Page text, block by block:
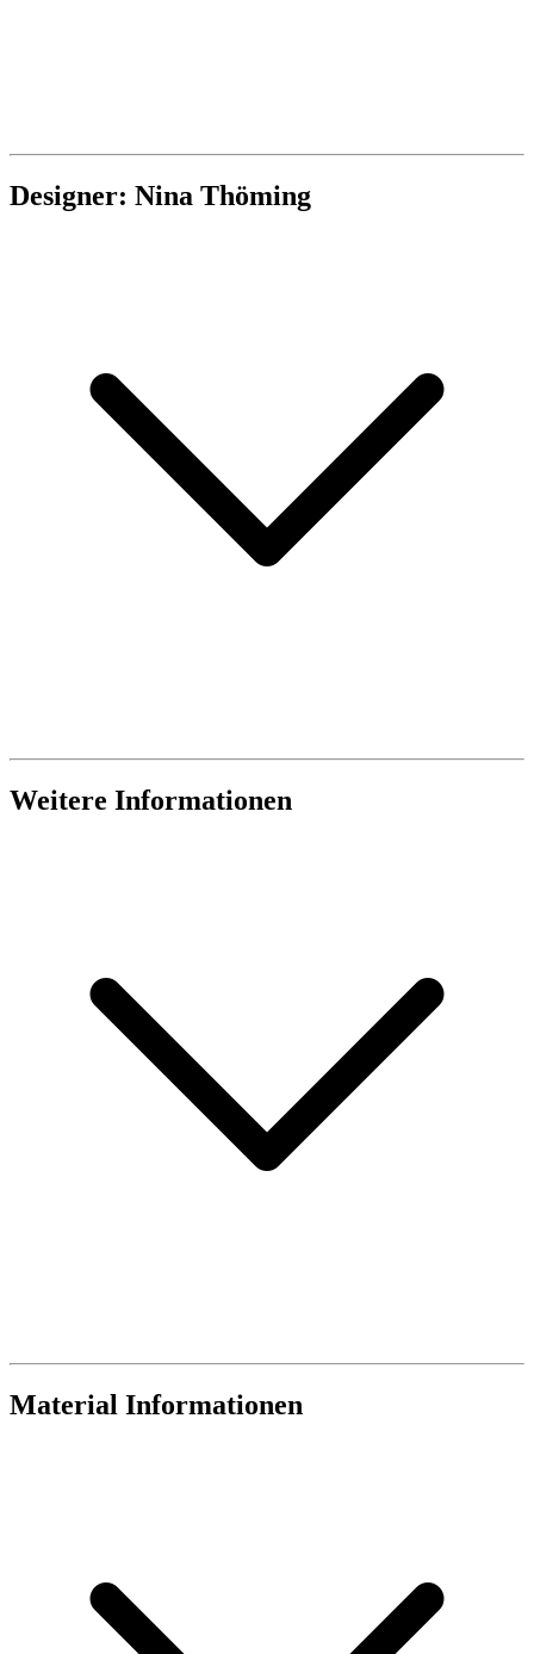
Designer: Nina Thöming
Weitere Informationen
Material Informationen